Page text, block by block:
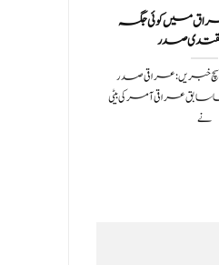
عراق میں کوئی جگہ
صدر
?️ 20 فروری 2021سچ خبریں:عراقی صدر
عراقی آمر کی بیٹی
نے